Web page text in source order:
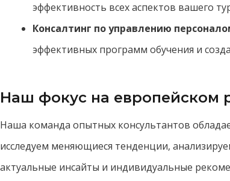
эффективность всех аспектов вашего
Консалтинг по управлению
эффективных программ обучения и
Наш фокус на европейском
Наша команда опытных консультантов
исследуем меняющиеся тенденции,
актуальные инсайты и индивидуальные